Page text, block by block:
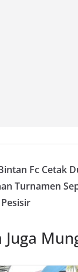
Fc Cetak
Turnamen
Juga